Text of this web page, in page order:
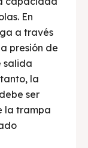
En
a través
presión de
salida
la
ser
la trampa